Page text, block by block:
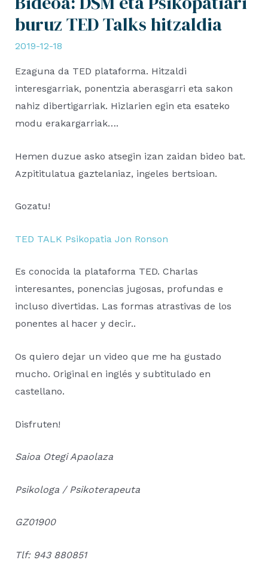
buruz TED Talks hitzaldia
2019-12-18
Ezaguna da TED plataforma. Hitzaldi
interesgarriak, ponentzia aberasgarri eta sakon
nahiz dibertigarriak. Hizlarien egin eta esateko
modu erakargarriak….
Hemen duzue asko atsegin izan zaidan bideo bat.
Azpititulatua gaztelaniaz, ingeles bertsioan.
Gozatu!
TED TALK Psikopatia Jon Ronson
Es conocida la plataforma TED. Charlas
interesantes, ponencias jugosas, profundas e
incluso divertidas. Las formas atrastivas de los
ponentes al hacer y decir..
Os quiero dejar un video que me ha gustado
mucho. Original en inglés y subtitulado en
castellano.
Disfruten!
Saioa Otegi Apaolaza
Psikologa / Psikoterapeuta
GZ01900
Tlf: 943 880851